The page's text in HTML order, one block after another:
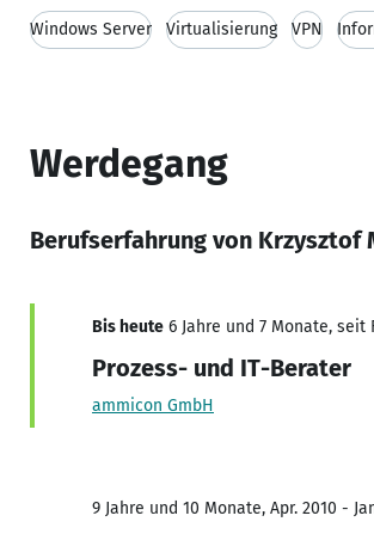
Windows Server Virtualisierung VPN
Werdegang
Berufserfahrung von Krzysztof
Bis heute 6 Jahre und 7 Monate, seit
Prozess- und IT-Berater
ammicon GmbH
9 Jahre und 10 Monate, Apr. 2010 -